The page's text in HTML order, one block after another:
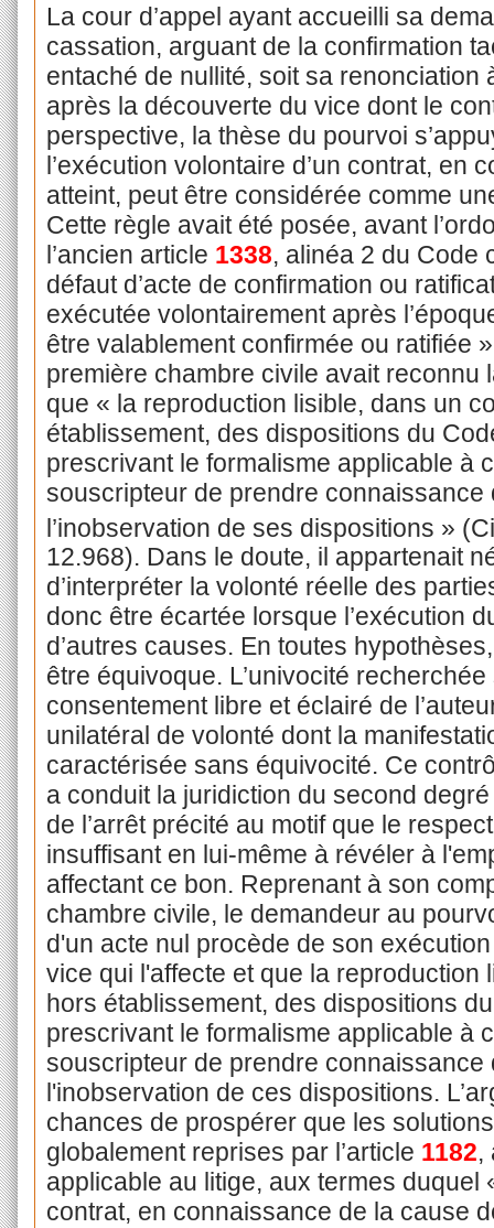
La cour d’appel ayant accueilli sa
cassation, arguant de la confirmation
entaché de nullité, soit sa renonciation
après la découverte du vice dont le
perspective, la thèse du pourvoi
l’exécution volontaire d’un contrat, en
atteint, peut être considérée comme
Cette règle avait été posée, avant
l’ancien article 1338, alinéa 2 du Code
défaut d’acte de confirmation ou
exécutée volontairement après
être valablement confirmée ou ratifiée
première chambre civile avait reconnu
que « la reproduction lisible, dans un
établissement, des dispositions du
prescrivant le formalisme applicable à
souscripteur de prendre connaissance
l’inobservation de ses dispositions »
12.968). Dans le doute, il appartenait
d’interpréter la volonté réelle des
donc être écartée lorsque l’exécution
d’autres causes. En toutes
être équivoque. L’univocité
consentement libre et éclairé de
unilatéral de volonté dont la
caractérisée sans équivocité. Ce
a conduit la juridiction du second degré
de l’arrêt précité au motif que le
insuffisant en lui-même à révéler à
affectant ce bon. Reprenant à son
chambre civile, le demandeur au
d'un acte nul procède de son
vice qui l'affecte et que la reproduction
hors établissement, des dispositions
prescrivant le formalisme applicable à
souscripteur de prendre connaissance
l'inobservation de ces dispositions.
chances de prospérer que les
globalement reprises par l’article 1182,
applicable au litige, aux termes duquel
contrat, en connaissance de la cause